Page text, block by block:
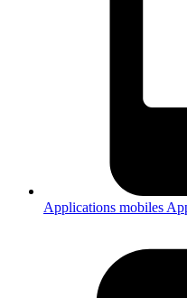
Applications mobiles